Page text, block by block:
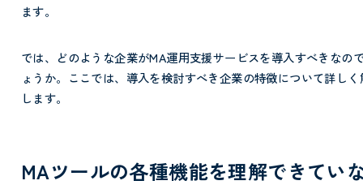
ます。
では、どのような企業がMA運用支援サービスを導入すべきなの
ょうか。ここでは、導入を検討すべき企業の特徴について詳しく
します。
MAツールの各種機能を理解できてい